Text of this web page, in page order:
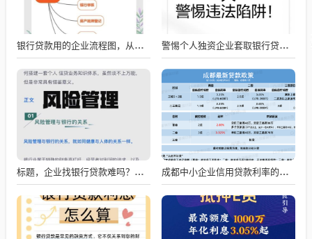
银行贷款用的企业流程图，从申请到放款的全流程解析 警惕个人独资企业套取银行贷款的风险
标题，企业找银行贷款难吗？深度剖析与应对策略 成都中小企业信用贷款利率的影响因素与应对策略